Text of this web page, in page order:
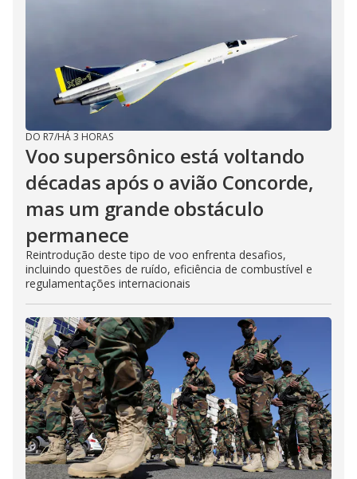
DO R7/HÁ 3 HORAS
Voo supersônico está voltando
décadas após o avião Concorde,
mas um grande obstáculo
permanece
Reintrodução deste tipo de voo enfrenta desafios,
incluindo questões de ruído, eficiência de combustível e
regulamentações internacionais